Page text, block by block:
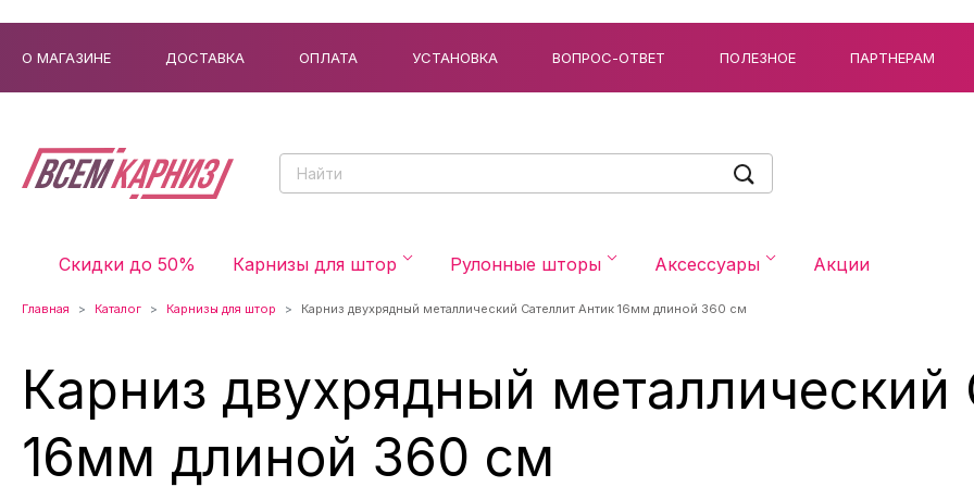
О МАГАЗИНЕ ДОСТАВКА ОПЛАТА УСТАНОВКА ВОПРОС-ОТВЕТ ПОЛЕЗНОЕ ПАРТНЕРАМ
Скидки до 50% Карнизы для штор Рулонные шторы Аксессуары Акции
Главная Каталог Карнизы для штор Карниз двухрядный металлический Сателлит Антик 16мм длиной 360 см
Карниз двухрядный металлический
16мм длиной 360 см